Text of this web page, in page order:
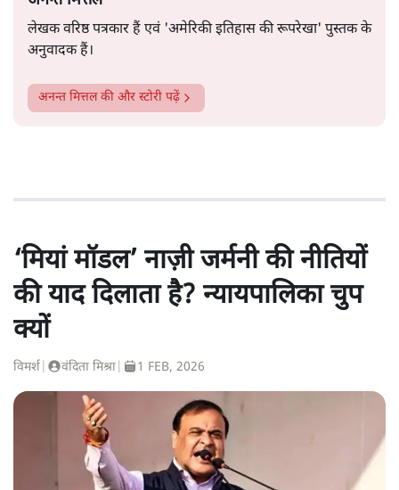
लेखक वरिष्ठ पत्रकार हैं एवं 'अमेरिकी इतिहास की रूपरेखा' पुस्तक के
अनुवादक हैं।
अनन्त मित्तलकी और स्टोरी पढ़ें
‘मियां मॉडल’ नाज़ी जर्मनी की नीतियों
की याद दिलाता है? न्यायपालिका चुप
क्यों
विमर्श वंदिता मिश्रा 1 FEB, 2026